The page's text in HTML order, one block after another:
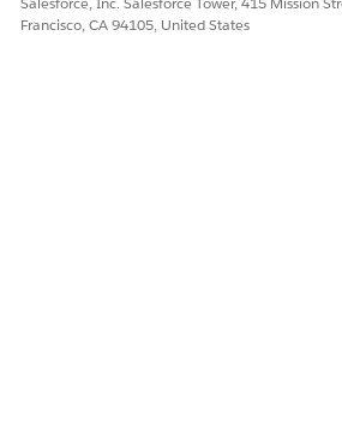
Francisco, CA 94105, United States